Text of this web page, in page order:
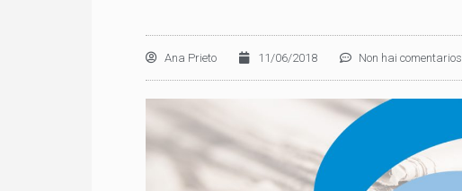
Ana Prieto 11/06/2018 Non hai comentarios